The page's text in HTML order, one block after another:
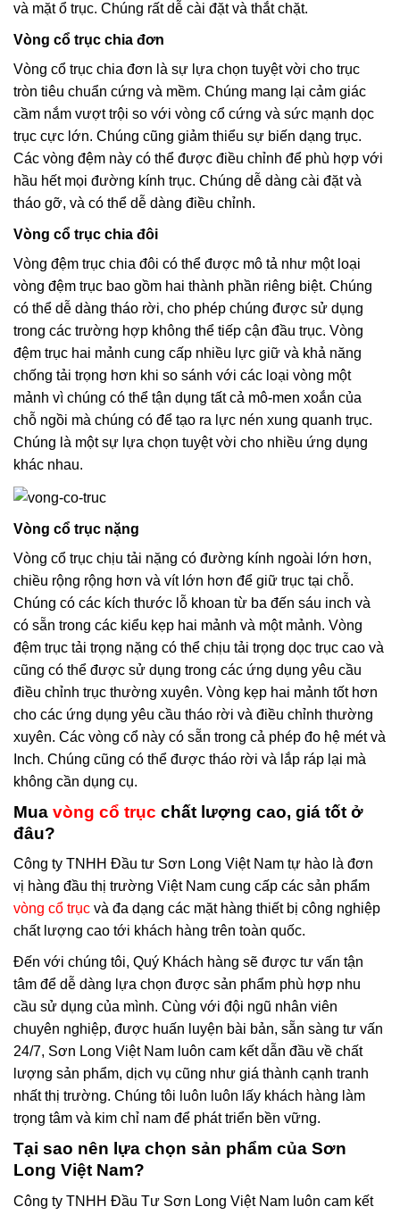
và mặt ổ trục. Chúng rất dễ cài đặt và thắt chặt.
Vòng cổ trục chia đơn
Vòng cổ trục chia đơn là sự lựa chọn tuyệt vời cho trục
tròn tiêu chuẩn cứng và mềm. Chúng mang lại cảm giác
cầm nắm vượt trội so với vòng cổ cứng và sức mạnh dọc
trục cực lớn. Chúng cũng giảm thiểu sự biến dạng trục.
Các vòng đệm này có thể được điều chỉnh để phù hợp với
hầu hết mọi đường kính trục. Chúng dễ dàng cài đặt và
tháo gỡ, và có thể dễ dàng điều chỉnh.
Vòng cổ trục chia đôi
Vòng đệm trục chia đôi có thể được mô tả như một loại
vòng đệm trục bao gồm hai thành phần riêng biệt. Chúng
có thể dễ dàng tháo rời, cho phép chúng được sử dụng
trong các trường hợp không thể tiếp cận đầu trục. Vòng
đệm trục hai mảnh cung cấp nhiều lực giữ và khả năng
chống tải trọng hơn khi so sánh với các loại vòng một
mảnh vì chúng có thể tận dụng tất cả mô-men xoắn của
chỗ ngồi mà chúng có để tạo ra lực nén xung quanh trục.
Chúng là một sự lựa chọn tuyệt vời cho nhiều ứng dụng
khác nhau.
Vòng cổ trục nặng
Vòng cổ trục chịu tải nặng có đường kính ngoài lớn hơn,
chiều rộng rộng hơn và vít lớn hơn để giữ trục tại chỗ.
Chúng có các kích thước lỗ khoan từ ba đến sáu inch và
có sẵn trong các kiểu kẹp hai mảnh và một mảnh. Vòng
đệm trục tải trọng nặng có thể chịu tải trọng dọc trục cao và
cũng có thể được sử dụng trong các ứng dụng yêu cầu
điều chỉnh trục thường xuyên. Vòng kẹp hai mảnh tốt hơn
cho các ứng dụng yêu cầu tháo rời và điều chỉnh thường
xuyên. Các vòng cổ này có sẵn trong cả phép đo hệ mét và
Inch. Chúng cũng có thể được tháo rời và lắp ráp lại mà
không cần dụng cụ.
Mua vòng cổ trục chất lượng cao, giá tốt ở
đâu?
Công ty TNHH Đầu tư Sơn Long Việt Nam tự hào là đơn
vị hàng đầu thị trường Việt Nam cung cấp các sản phẩm
vòng cổ trục và đa dạng các mặt hàng thiết bị công nghiệp
chất lượng cao tới khách hàng trên toàn quốc.
Đến với chúng tôi, Quý Khách hàng sẽ được tư vấn tận
tâm để dễ dàng lựa chọn được sản phẩm phù hợp nhu
cầu sử dụng của mình. Cùng với đội ngũ nhân viên
chuyên nghiệp, được huấn luyện bài bản, sẵn sàng tư vấn
24/7, Sơn Long Việt Nam luôn cam kết dẫn đầu về chất
lượng sản phẩm, dịch vụ cũng như giá thành cạnh tranh
nhất thị trường. Chúng tôi luôn luôn lấy khách hàng làm
trọng tâm và kim chỉ nam để phát triển bền vững.
Tại sao nên lựa chọn sản phẩm của Sơn
Long Việt Nam?
Công ty TNHH Đầu Tư Sơn Long Việt Nam luôn cam kết